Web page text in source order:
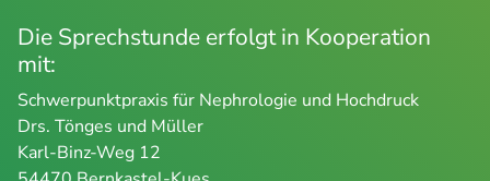
Die Sprechstunde erfolgt in Kooperation
mit:
Schwerpunktpraxis für Nephrologie und Hochdruck
Drs. Tönges und Müller
Karl-Binz-Weg 12